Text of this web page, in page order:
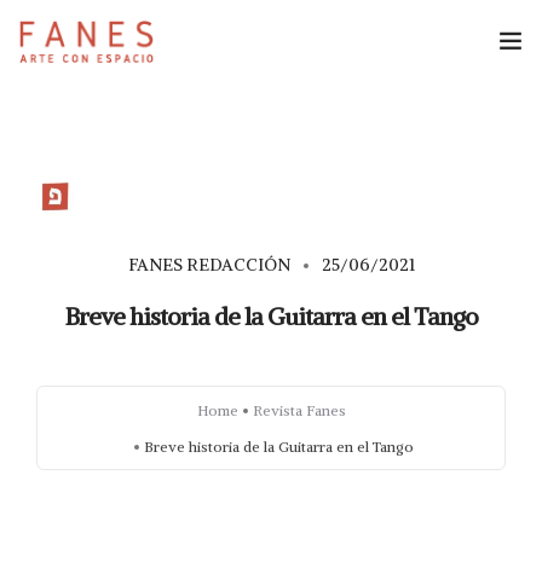
Reservas
FANES REDACCIÓN 25/06/2021
Breve historia de la Guitarra en el Tango
Home
Revista Fanes
Breve historia de la Guitarra en el Tango